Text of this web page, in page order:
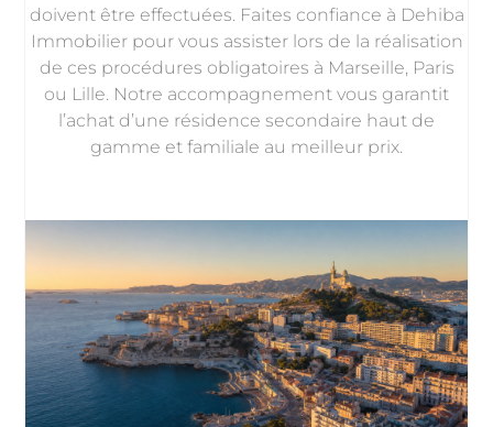
doivent être effectuées. Faites confiance à Dehiba
Immobilier pour vous assister lors de la réalisation
de ces procédures obligatoires à Marseille, Paris
ou Lille. Notre accompagnement vous garantit
l’achat d’une résidence secondaire haut de
gamme et familiale au meilleur prix.